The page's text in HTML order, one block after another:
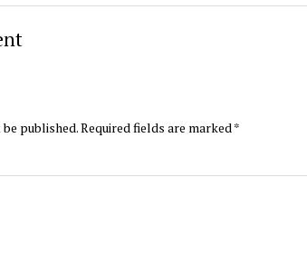
published.Required fields are marked *